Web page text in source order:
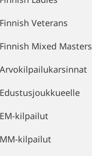
Finnish Veterans
Finnish Mixed Masters
Arvokilpailukarsinnat
Edustusjoukkueelle
EM-kilpailut
MM-kilpailut